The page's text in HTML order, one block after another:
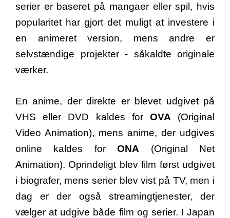
serier er baseret på mangaer eller spil, hvis
popularitet har gjort det muligt at investere i
en animeret version, mens andre er
selvstændige projekter - såkaldte originale
værker.
En anime, der direkte er blevet udgivet på
VHS eller DVD kaldes for OVA (Original
Video Animation), mens anime, der udgives
online kaldes forONA (Original Net
Animation). Oprindeligt blev film først udgivet
i biografer, mens serier blev vist på TV, men i
dag er der også streamingtjenester, der
vælger at udgive både film og serier. I Japan